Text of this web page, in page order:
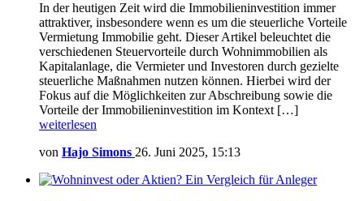
In der heutigen Zeit wird die Immobilieninvestition immer
attraktiver, insbesondere wenn es um die steuerliche Vorteile
Vermietung Immobilie geht. Dieser Artikel beleuchtet die
verschiedenen Steuervorteile durch Wohnimmobilien als
Kapitalanlage, die Vermieter und Investoren durch gezielte
steuerliche Maßnahmen nutzen können. Hierbei wird der
Fokus auf die Möglichkeiten zur Abschreibung sowie die
Vorteile der Immobilieninvestition im Kontext […]
weiterlesen
von Hajo Simons 26. Juni 2025, 15:13